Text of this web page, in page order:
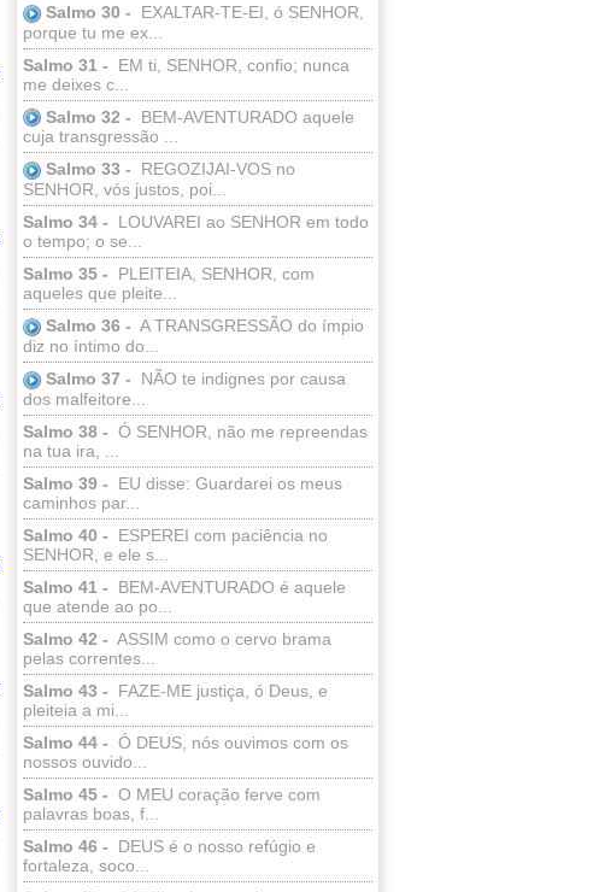
Salmo 30 -
EXALTAR-TE-EI, ó SENHOR,
porque tu me ex...
Salmo 31 -
EM ti, SENHOR, confio; nunca
me deixes c...
Salmo 32 -
BEM-AVENTURADO aquele
cuja transgressão ...
Salmo 33 -
REGOZIJAI-VOS no
SENHOR, vós justos, poi...
Salmo 34 -
LOUVAREI ao SENHOR em todo
o tempo; o se...
Salmo 35 -
PLEITEIA, SENHOR, com
aqueles que pleite...
Salmo 36 - A TRANSGRESSÃO do ímpio
diz no íntimo do...
Salmo 37 -
NÃO te indignes por causa
dos malfeitore...
Salmo 38 - Ó SENHOR, não me repreendas
na tua ira, ...
Salmo 39 -
EU disse: Guardarei os meus
caminhos par...
Salmo 40 -
ESPEREI com paciência no
SENHOR, e ele s...
Salmo 41 -
BEM-AVENTURADO é aquele
que atende ao po...
Salmo 42 - ASSIM como o cervo brama
pelas correntes...
Salmo 43 -
FAZE-ME justiça, ó Deus, e
pleiteia a mi...
Salmo 44 - Ó DEUS, nós ouvimos com os
nossos ouvido...
Salmo 45 - O MEU coração ferve com
palavras boas, f...
Salmo 46 -
DEUS é o nosso refúgio e
fortaleza, soco...